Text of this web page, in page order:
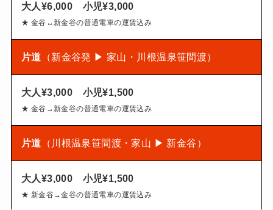
大人¥6,000 小児¥3,000
★ 金谷↔新金谷の普通電車の運賃込み
片道 （新金谷発 ▶ 家山・川根温泉笹間渡）
大人¥3,000 小児¥1,500
★ 金谷→新金谷の普通電車の運賃込み
片道 （川根温泉笹間渡・家山 ▶ 新金谷）
大人¥3,000 小児¥1,500
★ 新金谷→金谷の普通電車の運賃込み